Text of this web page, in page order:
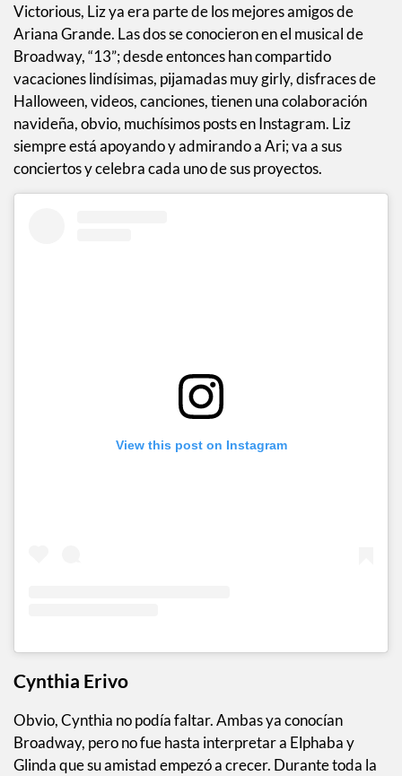
Victorious, Liz ya era parte de los mejores amigos de
Ariana Grande. Las dos se conocieron en el musical de
Broadway, “13”; desde entonces han compartido
vacaciones lindísimas, pijamadas muy girly, disfraces de
Halloween, videos, canciones, tienen una colaboración
navideña, obvio, muchísimos posts en Instagram. Liz
siempre está apoyando y admirando a Ari; va a sus
conciertos y celebra cada uno de sus proyectos.
View this post on Instagram
Cynthia Erivo
Obvio, Cynthia no podía faltar. Ambas ya conocían
Broadway, pero no fue hasta interpretar a Elphaba y
Glinda que su amistad empezó a crecer. Durante toda la